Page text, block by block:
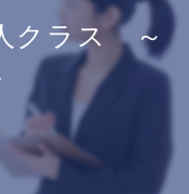
クラス ～